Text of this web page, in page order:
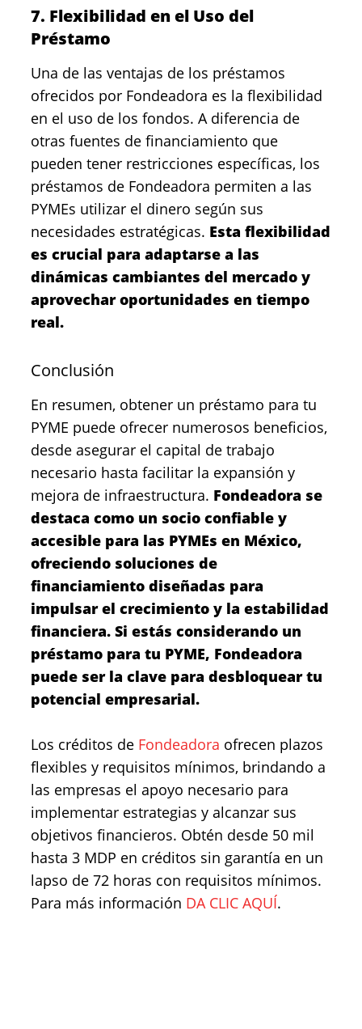
7. Flexibilidad en el Uso del
Préstamo
Una de las ventajas de los préstamos
ofrecidos por Fondeadora es la flexibilidad
en el uso de los fondos. A diferencia de
otras fuentes de financiamiento que
pueden tener restricciones específicas, los
préstamos de Fondeadora permiten a las
PYMEs utilizar el dinero según sus
necesidades estratégicas. Esta flexibilidad
es crucial para adaptarse a las
dinámicas cambiantes del mercado y
aprovechar oportunidades en tiempo
real.
Conclusión
En resumen, obtener un préstamo para tu
PYME puede ofrecer numerosos beneficios,
desde asegurar el capital de trabajo
necesario hasta facilitar la expansión y
mejora de infraestructura. Fondeadora se
destaca como un socio confiable y
accesible para las PYMEs en México,
ofreciendo soluciones de
financiamiento diseñadas para
impulsar el crecimiento y la estabilidad
financiera. Si estás considerando un
préstamo para tu PYME, Fondeadora
puede ser la clave para desbloquear tu
potencial empresarial.
Los créditos de Fondeadora ofrecen plazos
flexibles y requisitos mínimos, brindando a
las empresas el apoyo necesario para
implementar estrategias y alcanzar sus
objetivos financieros. Obtén desde 50 mil
hasta 3 MDP en créditos sin garantía en un
lapso de 72 horas con requisitos mínimos.
Para más información DA CLIC AQUÍ.